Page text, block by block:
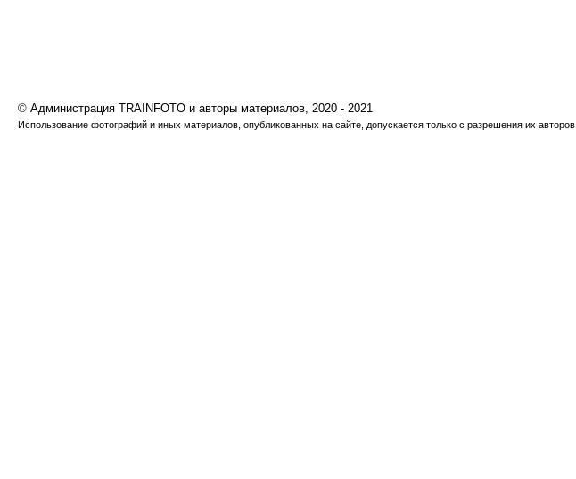
© Администрация TRAINFOTO и авторы материалов, 2020 - 2021
Использование фотографий и иных материалов, опубликованных на сайте, допускается только с разрешения их авторов.